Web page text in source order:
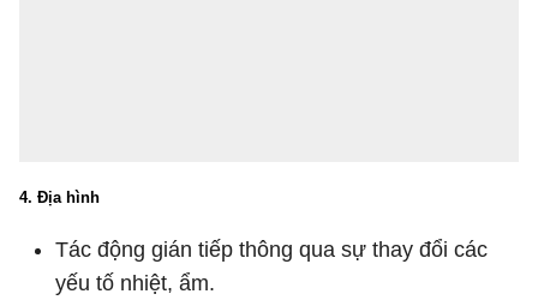
4. Địa hình
Tác động gián tiếp thông qua sự thay đổi các
yếu tố nhiệt, ẩm.